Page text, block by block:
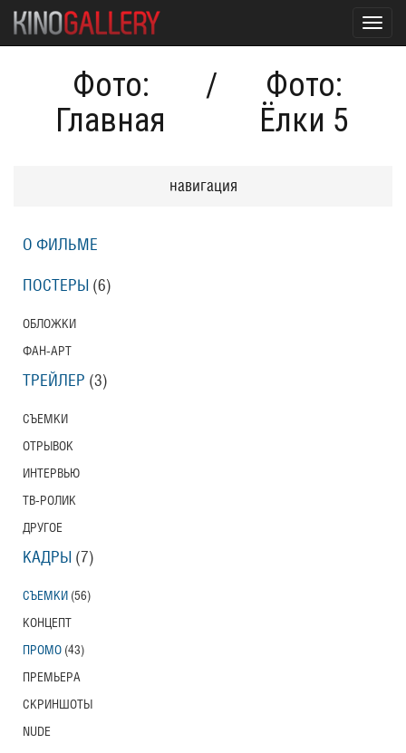
Фото:
Главная
/
Фото:
Ёлки 5
навигация
О ФИЛЬМЕ
ПОСТЕРЫ (6)
ОБЛОЖКИ
ФАН-АРТ
ТРЕЙЛЕР (3)
СЪЕМКИ
ОТРЫВОК
ИНТЕРВЬЮ
ТВ-РОЛИК
ДРУГОЕ
КАДРЫ (7)
СЪЕМКИ (56)
КОНЦЕПТ
ПРОМО (43)
ПРЕМЬЕРА
СКРИНШОТЫ
NUDE